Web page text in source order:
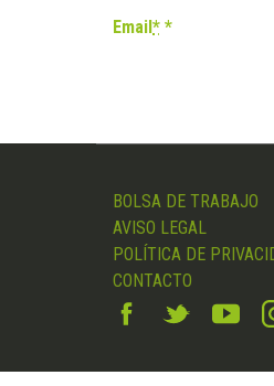
Email*
BOLSA DE TRABAJO
AVISO LEGAL
POLÍTICA DE
CONTACTO